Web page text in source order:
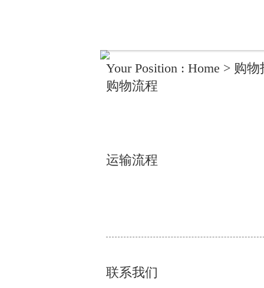
Your Position : Home > 购物
购物流程
运输流程
联系我们